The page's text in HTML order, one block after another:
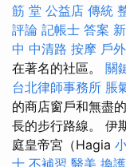
筋 堂 公益店 傳統
評論 記帳士 答案
中 中清路 按摩 戶
在著名的社區。 關
台北律師事務所 脹
的商店窗戶和無盡
長的步行路線。 伊
庭皇帝宮（Hagia
士 不補習 醫美 換